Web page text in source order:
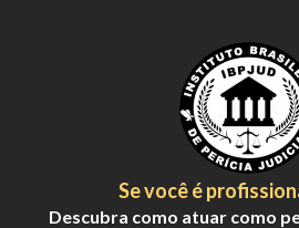
Se você é
Descubra como atuar como